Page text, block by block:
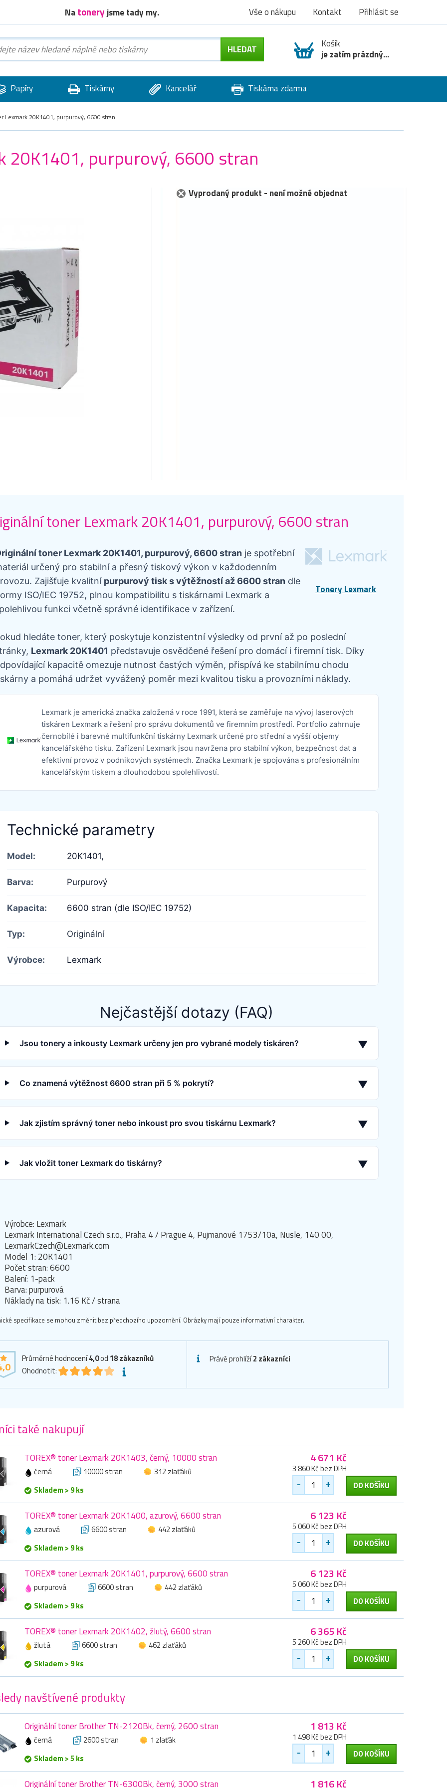
Natoneryjsme tady my. Vše o nákupu Kontakt Přihlásit se
Košík
je zatím prázdný...
Papíry Tiskárny Kancelář Tiskárna zdarma
Lexmark 20K1401, purpurový, 6600 stran
20K1401, purpurový, 6600 stran
Vyprodaný produkt - není možné objednat
toner Lexmark 20K1401, purpurový, 6600 stran
Tonery Lexmark
toner Lexmark 20K1401, purpurový, 6600 stran je spotřební
určený pro stabilní a přesný tiskový výkon v každodenním
Zajišťuje kvalitní purpurový tisk s výtěžností až 6600 stran dle
ISO/IEC 19752, plnou kompatibilitu s tiskárnami Lexmark a
funkci včetně správné identifikace v zařízení.
hledáte toner, který poskytuje konzistentní výsledky od první až po poslední
Lexmark 20K1401 představuje osvědčené řešení pro domácí i firemní tisk. Díky
kapacitě omezuje nutnost častých výměn, přispívá ke stabilnímu chodu
a pomáhá udržet vyvážený poměr mezi kvalitou tisku a provozními náklady.
Lexmark je americká značka založená v roce 1991, která se zaměřuje na vývoj laserových
tiskáren Lexmark a řešení pro správu dokumentů ve firemním prostředí. Portfolio zahrnuje
černobílé i barevné multifunkční tiskárny Lexmark určené pro střední a vyšší objemy
kancelářského tisku. Zařízení Lexmark jsou navržena pro stabilní výkon, bezpečnost dat a
efektivní provoz v podnikových systémech. Značka Lexmark je spojována s profesionálním
kancelářským tiskem a dlouhodobou spolehlivostí.
Technické parametry
Model: 20K1401,
Barva: Purpurový
Kapacita: 6600 stran (dle ISO/IEC 19752)
Typ: Originální
Výrobce: Lexmark
Nejčastější dotazy (FAQ)
Jsou tonery a inkousty Lexmark určeny jen pro vybrané modely tiskáren? ▼
Co znamená výtěžnost 6600 stran při 5 % pokrytí? ▼
Jak zjistím správný toner nebo inkoust pro svou tiskárnu Lexmark? ▼
Jak vložit toner Lexmark do tiskárny? ▼
Výrobce: Lexmark
Lexmark International Czech s.r.o., Praha 4 / Prague 4, Pujmanové 1753/10a, Nusle, 140 00,
LexmarkCzech@Lexmark.com
Model 1: 20K1401
Počet stran: 6600
Balení: 1-pack
Barva: purpurová
Náklady na tisk: 1.16 Kč / strana
specifikace se mohou změnit bez předchozího upozornění. Obrázky mají pouze informativní charakter.
Průměrné hodnocení4,0od 18zákazníků
Ohodnotit:
Právě prohlíží2 zákazníci
také nakupují
TOREX® toner Lexmark 20K1403, černý, 10000 stran
černá 10000 stran
312 zlaťáků
Skladem > 9 ks
4 671 Kč
3 860 Kč bez DPH
- + DO KOŠÍKU
TOREX® toner Lexmark 20K1400, azurový, 6600 stran
azurová 6600 stran
442 zlaťáků
Skladem > 9 ks
6 123 Kč
5 060 Kč bez DPH
- + DO KOŠÍKU
TOREX® toner Lexmark 20K1401, purpurový, 6600 stran
purpurová 6600 stran
442 zlaťáků
Skladem > 9 ks
6 123 Kč
5 060 Kč bez DPH
- + DO KOŠÍKU
TOREX® toner Lexmark 20K1402, žlutý, 6600 stran
žlutá 6600 stran
462 zlaťáků
Skladem > 9 ks
6 365 Kč
5 260 Kč bez DPH
- + DO KOŠÍKU
navštívené produkty
Originální toner Brother TN-2120Bk, černý, 2600 stran
černá 2600 stran
1 zlaťák
Skladem > 5 ks
1 813 Kč
1 498 Kč bez DPH
- + DO KOŠÍKU
Originální toner Brother TN-6300Bk, černý, 3000 stran 1 816 Kč